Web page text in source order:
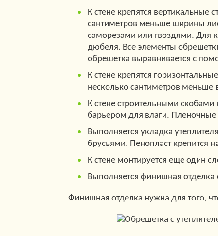
К стене крепятся
сантиметров меньше ширины
саморезами или гвоздями. Для
дюбеля. Все элементы
обрешетка выравнивается с
К стене крепятся
несколько сантиметров меньше
К стене строительными скобами
барьером для влаги.
Выполняется укладка
брусьями. Пенопласт крепится
К стене монтируется еще один
Выполняется финишная
Финишная отделка нужна для того,